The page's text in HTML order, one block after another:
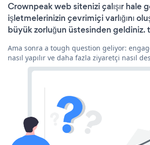
Crownpeak web sitenizi çalışır hale
işletmelerinizin çevrimiçi varlığını
büyük zorluğun üstesinden geldiniz.
Ama sonra a tough question geliyor:
nasıl yapılır ve daha fazla ziyaretçi nasıl